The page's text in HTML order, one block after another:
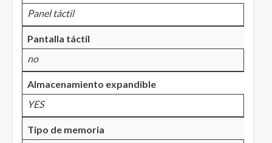
Panel táctil
Pantalla táctil
no
Almacenamiento expandible
YES
Tipo de memoria